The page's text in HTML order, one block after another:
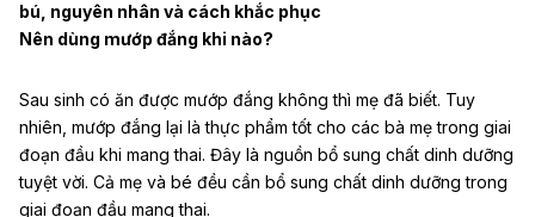
bú, nguyên nhân và cách khắc phục
Nên dùng mướp đắng khi nào?
Sau sinh có ăn được mướp đắng không thì mẹ đã biết. Tuy
nhiên, mướp đắng lại là thực phẩm tốt cho các bà mẹ trong giai
đoạn đầu khi mang thai. Đây là nguồn bổ sung chất dinh dưỡng
tuyệt vời. Cả mẹ và bé đều cần bổ sung chất dinh dưỡng trong
giai đoạn đầu mang thai.